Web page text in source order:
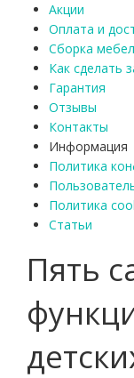
Акции
Оплата и
Сборка
Как сделать
Гарантия
Отзывы
Контакты
Информация
Политика
Политика
Статьи
Пять